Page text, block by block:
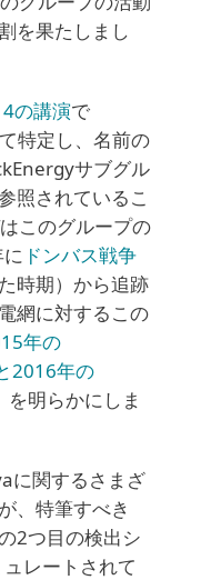
を果たしまし
の講演で
特定し、名前の
サブグル
照されているこ
このグループの
ドンバス戦争
時期）から追跡
網に対するこの
年の
2016年の
を明らかにしま
に関するさまざ
、特筆すべき
2つ目の検出シ
レートされて